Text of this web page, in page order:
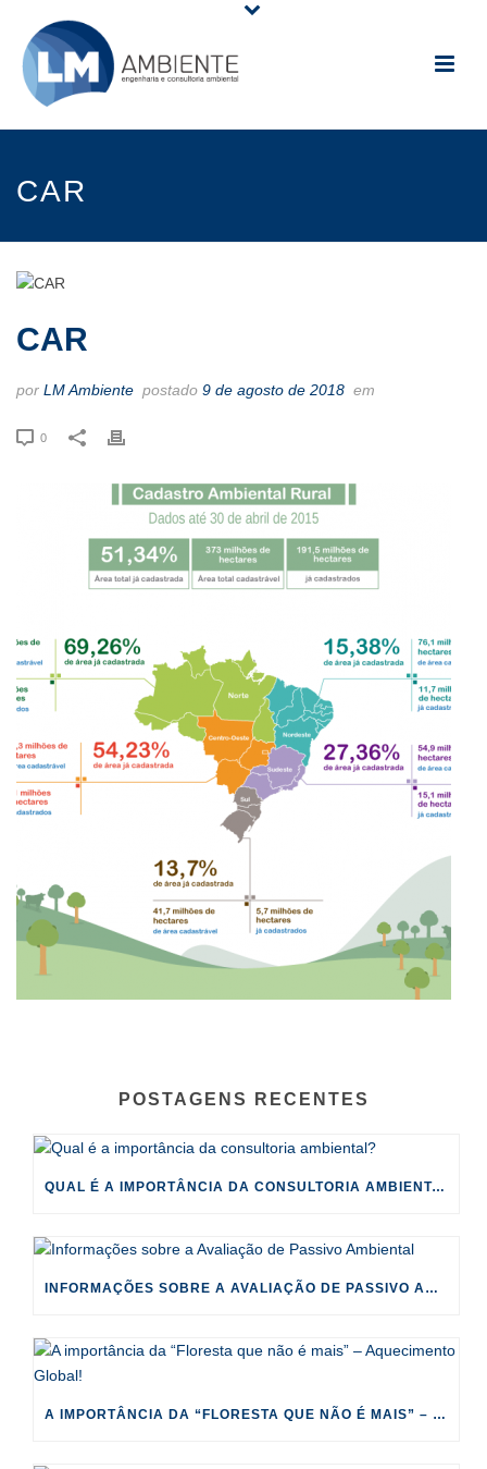
CAR
CAR
por LM Ambiente postado 9 de agosto de 2018 em
0
POSTAGENS RECENTES
QUAL É A IMPORTÂNCIA DA CONSULTORIA AMBIENTAL?
INFORMAÇÕES SOBRE A AVALIAÇÃO DE PASSIVO AMBIENTAL
A IMPORTÂNCIA DA “FLORESTA QUE NÃO É MAIS” – AQUECIMENTO GLOBAL!